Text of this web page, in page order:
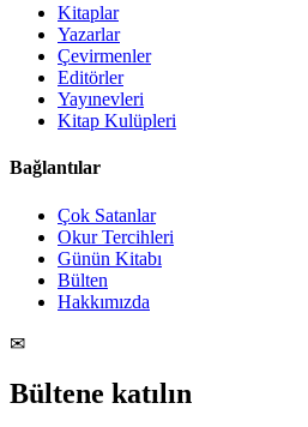
Kitaplar
Yazarlar
Çevirmenler
Editörler
Yayınevleri
Kitap Kulüpleri
Bağlantılar
Çok Satanlar
Okur Tercihleri
Günün Kitabı
Bülten
Hakkımızda
✉
Bültene katılın